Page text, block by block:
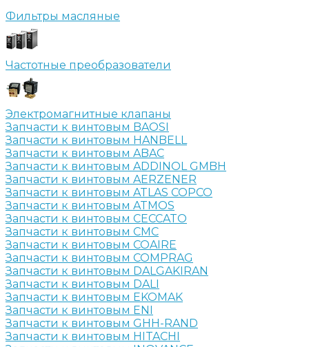
Фильтры масляные
Частотные преобразователи
Электромагнитные клапаны
Запчасти к винтовым BAOSI
Запчасти к винтовым HANBELL
Запчасти к винтовым ABAC
Запчасти к винтовым ADDINOL GMBH
Запчасти к винтовым AERZENER
Запчасти к винтовым ATLAS COPCO
Запчасти к винтовым ATMOS
Запчасти к винтовым CECCATO
Запчасти к винтовым CMC
Запчасти к винтовым COAIRE
Запчасти к винтовым COMPRAG
Запчасти к винтовым DALGAKIRAN
Запчасти к винтовым DALI
Запчасти к винтовым EKOMAK
Запчасти к винтовым ENI
Запчасти к винтовым GHH-RAND
Запчасти к винтовым HITACHI